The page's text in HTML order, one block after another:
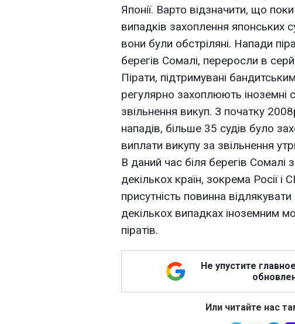
Японії. Варто відзначити, що
випадків захоплення японських
вони були обстріляні. Напади
берегів Сомалі, переросли в
Пірати, підтримувані
регулярно захоплюють іноземні
звільнення викуп. З початку
нападів, більше 35 судів було
виплати викупу за звільнення
В даний час біля берегів Сомалі
декількох країн, зокрема Росії
присутність повинна
декількох випадках іноземним
піратів.
Не упустите
Или читайте нас